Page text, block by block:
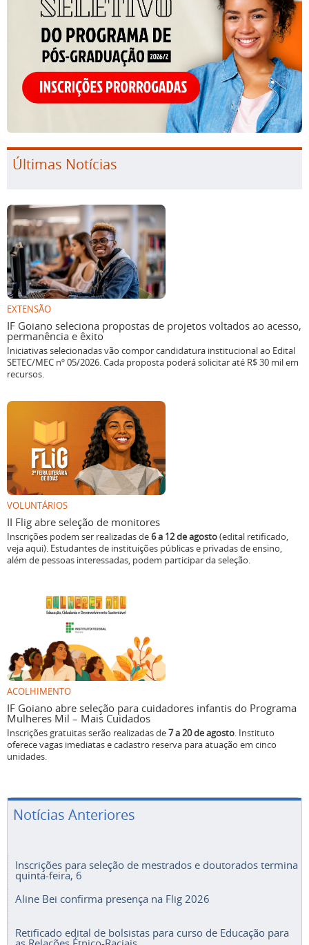
Últimas Notícias
EXTENSÃO
IF Goiano seleciona propostas de projetos voltados ao acesso,
permanência e êxito
Iniciativas selecionadas vão compor candidatura institucional ao Edital
SETEC/MEC nº 05/2026. Cada proposta poderá solicitar até R$ 30 mil em
recursos.
VOLUNTÁRIOS
II Flig abre seleção de monitores
Inscrições podem ser realizadas de6 a 12 de agosto(edital retificado,
veja aqui). Estudantes de instituições públicas e privadas de ensino,
além de pessoas interessadas, podem participar da seleção.
ACOLHIMENTO
IF Goiano abre seleção para cuidadores infantis do Programa
Mulheres Mil – Mais Cuidados
Inscrições gratuitas serão realizadas de7 a 20 de agosto. Instituto
oferece vagas imediatas e cadastro reserva para atuação em cinco
unidades.
Notícias Anteriores
Inscrições para seleção de mestrados e doutorados termina
quinta-feira, 6
Aline Bei confirma presença na Flig 2026
Retificado edital de bolsistas para curso de Educação para